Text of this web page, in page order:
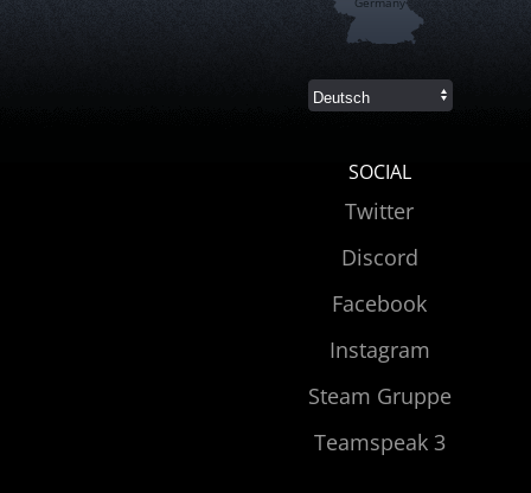
SOCIAL
Twitter
Discord
Facebook
Instagram
Steam Gruppe
Teamspeak 3